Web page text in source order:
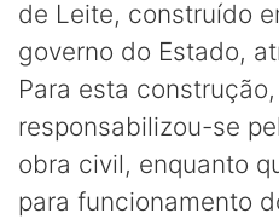
de Leite, construído
governo do Estado,
Para esta
responsabilizou-se
obra civil, enquanto
para funcionamento